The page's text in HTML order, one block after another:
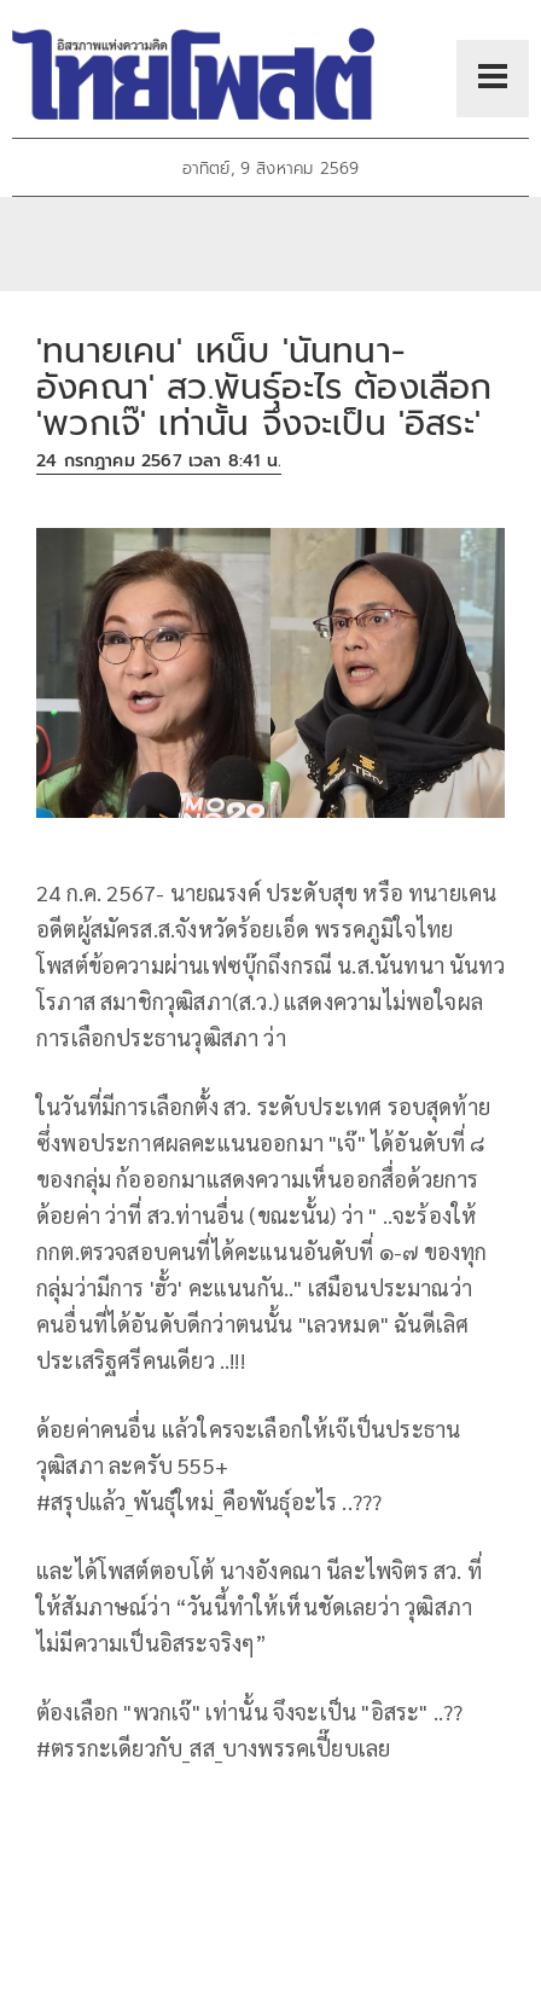
อาทิตย์, 9 สิงหาคม 2569
'ทนายเคน' เหน็บ 'นันทนา-
อังคณา' สว.พันธุ์อะไร ต้องเลือก
'พวกเจ๊' เท่านั้น จึงจะเป็น 'อิสระ'
24 กรกฎาคม 2567 เวลา 8:41 น.
24 ก.ค. 2567- นายณรงค์ ประดับสุข หรือ ทนายเคน
อดีตผู้สมัครส.ส.จังหวัดร้อยเอ็ด พรรคภูมิใจไทย
โพสต์ข้อความผ่านเฟซบุ๊กถึงกรณี น.ส.นันทนา นันทว
โรภาส สมาชิกวุฒิสภา(ส.ว.) แสดงความไม่พอใจผล
การเลือกประธานวุฒิสภา ว่า
ในวันที่มีการเลือกตั้ง สว. ระดับประเทศ รอบสุดท้าย
ซึ่งพอประกาศผลคะแนนออกมา "เจ๊" ได้อันดับที่ ๘
ของกลุ่ม ก้อออกมาแสดงความเห็นออกสื่อด้วยการ
ด้อยค่า ว่าที่ สว.ท่านอื่น (ขณะนั้น) ว่า " ..จะร้องให้
กกต.ตรวจสอบคนที่ได้คะแนนอันดับที่ ๑-๗ ของทุก
กลุ่มว่ามีการ 'ฮั้ว' คะแนนกัน.." เสมือนประมาณว่า
คนอื่นที่ได้อันดับดีกว่าตนนั้น "เลวหมด" ฉันดีเลิศ
ประเสริฐศรีคนเดียว ..!!!
ด้อยค่าคนอื่น แล้วใครจะเลือกให้เจ๊เป็นประธาน
วุฒิสภา ละครับ 555+
#สรุปแล้ว_พันธุ์ใหม่_คือพันธุ์อะไร ..???
และได้โพสต์ตอบโต้ นางอังคณา นีละไพจิตร สว. ที่
ให้สัมภาษณ์ว่า “วันนี้ทำให้เห็นชัดเลยว่า วุฒิสภา
ไม่มีความเป็นอิสระจริงๆ”
ต้องเลือก "พวกเจ๊" เท่านั้น จึงจะเป็น "อิสระ" ..??
#ตรรกะเดียวกับ_สส_บางพรรคเปี๊ยบเลย